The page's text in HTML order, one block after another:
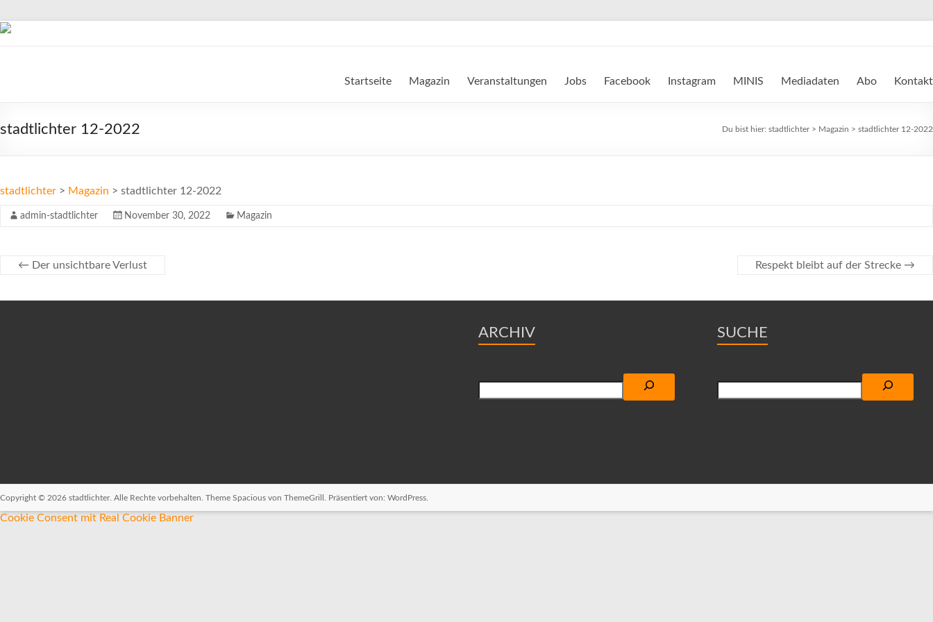
Zum
für
und
Startseite Magazin Veranstaltungen Jobs Facebook Instagram MINIS Mediadaten Abo Kontakt
stadtlichter 12-2022 Du bist hier: stadtlichter> Magazin > stadtlichter 12-2022
stadtlichter > Magazin > stadtlichter 12-2022
admin-stadtlichter November 30, 2022 Magazin
← Der unsichtbare Verlust Respekt bleibt auf der Strecke →
ARCHIV SUCHE
Copyright © 2026 stadtlichter. Alle Rechte vorbehalten. Theme Spacious von ThemeGrill. Präsentiert von: WordPress
Cookie Consent mit Real Cookie Banner